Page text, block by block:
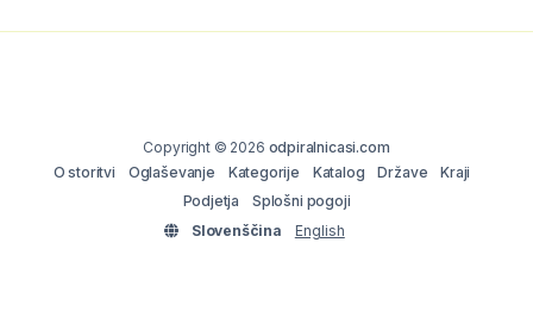
Copyright © 2026 odpiralnicasi.com
O storitvi
Oglaševanje Kategorije Katalog Države
Kraji
Podjetja
Splošni pogoji
Slovenščina
English